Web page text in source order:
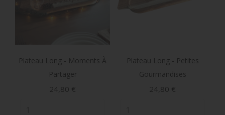
Plateau Long - Moments À
Partager
Prix
24,80 €
Plateau Long - Petites
Gourmandises
Prix
24,80 €